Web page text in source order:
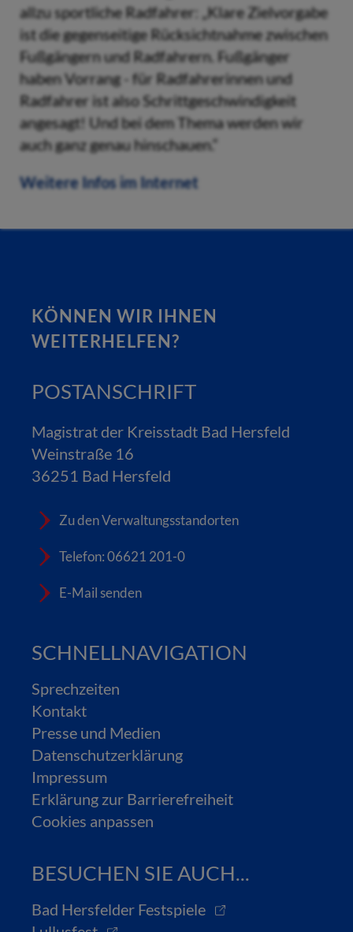
allzu sportliche Radfahrer: „Klare Zielvorgabe
ist die gegenseitige Rücksichtnahme zwischen
Fußgängern und Radfahrern. Fußgänger
haben Vorrang - für Radfahrerinnen und
Radfahrer ist also Schrittgeschwindigkeit
angesagt! Und bei dem Thema werden wir
auch ganz genau hinschauen.“
Weitere Infos im Internet
KÖNNEN WIR IHNEN
WEITERHELFEN?
POSTANSCHRIFT
Magistrat der Kreisstadt Bad Hersfeld
Weinstraße 16
36251 Bad Hersfeld
Zu den Verwaltungsstandorten
Telefon: 06621 201-0
E-Mail senden
SCHNELLNAVIGATION
Sprechzeiten
Kontakt
Presse und Medien
Datenschutzerklärung
Impressum
Erklärung zur Barrierefreiheit
Cookies anpassen
BESUCHEN SIE AUCH...
Bad Hersfelder Festspiele